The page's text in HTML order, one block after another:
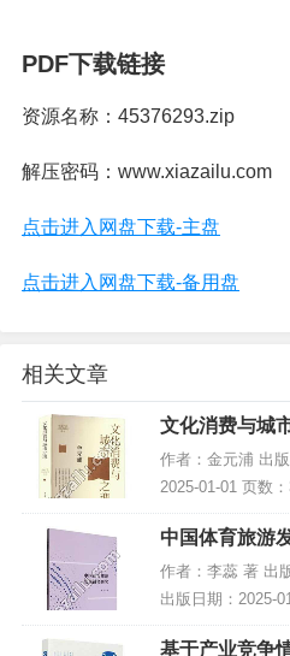
PDF下载链接
资源名称：45376293.zip
解压密码：www.xiazailu.com
点击进入网盘下载-主盘
点击进入网盘下载-备用盘
相关文章
文化消费与城
载,网盘资源
作者：金元浦 出
2025-01-01 页数
书大小：204MB [
著作《...
中国体育旅游
书下载,网盘资
作者：李蕊 著 出
出版日期：2025-
56983 电子书大
基于产业竞争